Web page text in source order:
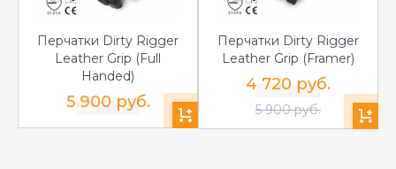
Перчатки Dirty Rigger
Leather Grip (Full
Handed)
5 900 руб.
Перчатки Dirty Rigger
Leather Grip (Framer)
4 720 руб.
5 900 руб.